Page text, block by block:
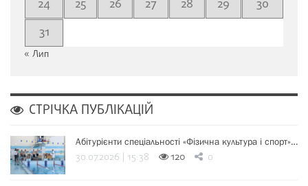
24
25 26 27 28 29
30
31
« Лип
СТРІЧКА ПУБЛІКАЦІЙ
Абітурієнти спеціальності «Фізична культура і спорт»…
30.07.2026 | 15:38 120 0